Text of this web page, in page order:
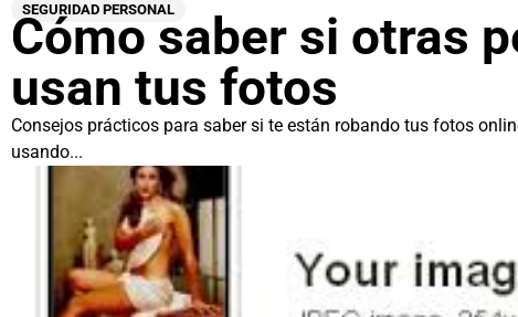
SEGURIDAD PERSONAL
Cómo saber si otras
usan tus fotos
Consejos prácticos para saber si te están robando tus fotos
usando...